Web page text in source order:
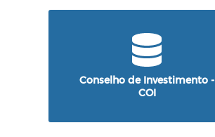
Conselho de Investimento -
COI